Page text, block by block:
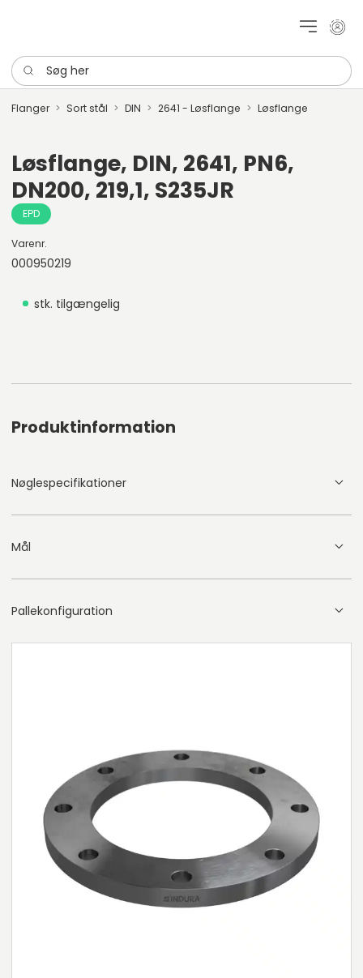
Mit
Søg her
Flanger Sort stål DIN 2641 - Løsflange Løsflange
Løsflange, DIN, 2641, PN6,
DN200, 219,1, S235JR
EPD
Varenr.
000950219
stk. tilgængelig
Produktinformation
Nøglespecifikationer
Mål
Pallekonfiguration